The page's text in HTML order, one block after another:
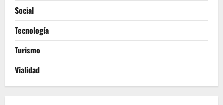
Social
Tecnología
Turismo
Vialidad